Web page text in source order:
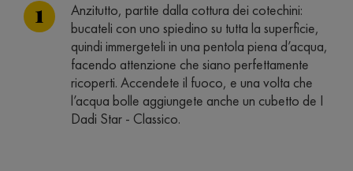
Anzitutto, partite dalla cottura dei cotechini:
bucateli con uno spiedino su tutta la superficie,
quindi immergeteli in una pentola piena d’acqua,
facendo attenzione che siano perfettamente
ricoperti. Accendete il fuoco, e una volta che
l’acqua bolle aggiungete anche un cubetto de I
Dadi Star - Classico.